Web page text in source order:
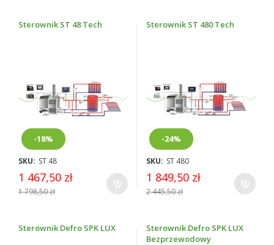
Sterownik ST 48 Tech
-18%
SKU: ST 48
1 467,50 zł
1 798,50 zł
Sterownik ST 480 Tech
-24%
SKU: ST 480
1 849,50 zł
2 445,50 zł
Sterownik Defro SPK LUX
Sterownik Defro SPK LUX
Bezprzewodowy